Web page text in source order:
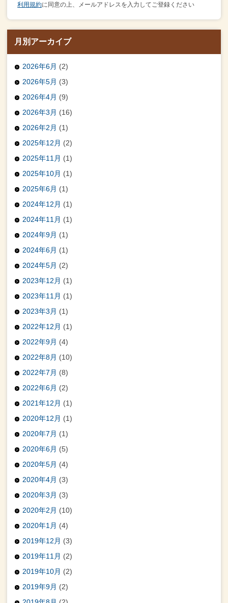
利用規約に同意の上、メールアドレスを入力してご登録ください
月別アーカイブ
2026年6月 (2)
2026年5月 (3)
2026年4月 (9)
2026年3月 (16)
2026年2月 (1)
2025年12月 (2)
2025年11月 (1)
2025年10月 (1)
2025年6月 (1)
2024年12月 (1)
2024年11月 (1)
2024年9月 (1)
2024年6月 (1)
2024年5月 (2)
2023年12月 (1)
2023年11月 (1)
2023年3月 (1)
2022年12月 (1)
2022年9月 (4)
2022年8月 (10)
2022年7月 (8)
2022年6月 (2)
2021年12月 (1)
2020年12月 (1)
2020年7月 (1)
2020年6月 (5)
2020年5月 (4)
2020年4月 (3)
2020年3月 (3)
2020年2月 (10)
2020年1月 (4)
2019年12月 (3)
2019年11月 (2)
2019年10月 (2)
2019年9月 (2)